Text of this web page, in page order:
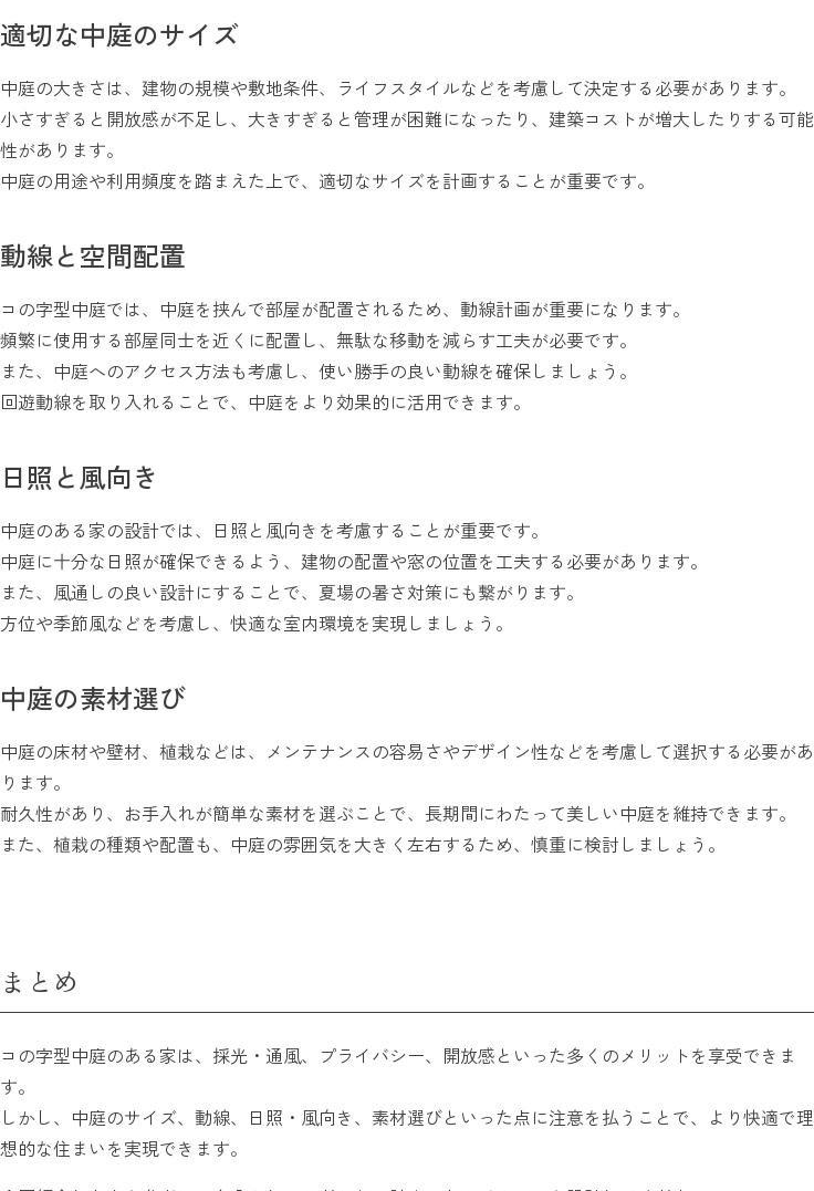
適切な中庭のサイズ
中庭の大きさは、建物の規模や敷地条件、ライフスタイルなどを考慮して決定する必要があります。
小さすぎると開放感が不足し、大きすぎると管理が困難になったり、建築コストが増大したりする可能
性があります。
中庭の用途や利用頻度を踏まえた上で、適切なサイズを計画することが重要です。
動線と空間配置
コの字型中庭では、中庭を挟んで部屋が配置されるため、動線計画が重要になります。
頻繁に使用する部屋同士を近くに配置し、無駄な移動を減らす工夫が必要です。
また、中庭へのアクセス方法も考慮し、使い勝手の良い動線を確保しましょう。
回遊動線を取り入れることで、中庭をより効果的に活用できます。
日照と風向き
中庭のある家の設計では、日照と風向きを考慮することが重要です。
中庭に十分な日照が確保できるよう、建物の配置や窓の位置を工夫する必要があります。
また、風通しの良い設計にすることで、夏場の暑さ対策にも繋がります。
方位や季節風などを考慮し、快適な室内環境を実現しましょう。
中庭の素材選び
中庭の床材や壁材、植栽などは、メンテナンスの容易さやデザイン性などを考慮して選択する必要があ
ります。
耐久性があり、お手入れが簡単な素材を選ぶことで、長期間にわたって美しい中庭を維持できます。
また、植栽の種類や配置も、中庭の雰囲気を大きく左右するため、慎重に検討しましょう。
まとめ
コの字型中庭のある家は、採光・通風、プライバシー、開放感といった多くのメリットを享受できま
す。
しかし、中庭のサイズ、動線、日照・風向き、素材選びといった点に注意を払うことで、より快適で理
想的な住まいを実現できます。